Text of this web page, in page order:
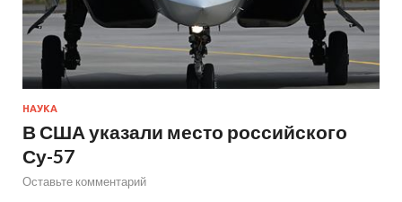
НАУКА
В США указали место российского
Су-57
Оставьте комментарий